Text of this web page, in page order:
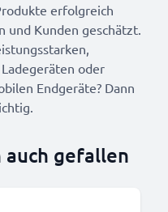
erfolgreich
und Kunden geschätzt.
oder
Endgeräte? Dann
auch gefallen